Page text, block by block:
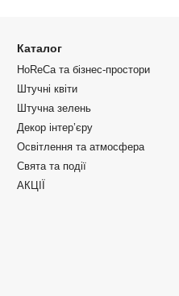
Каталог
HoReCa та бізнес-простори
Штучні квіти
Штучна зелень
Декор інтер’єру
Освітлення та атмосфера
Свята та події
АКЦІЇ